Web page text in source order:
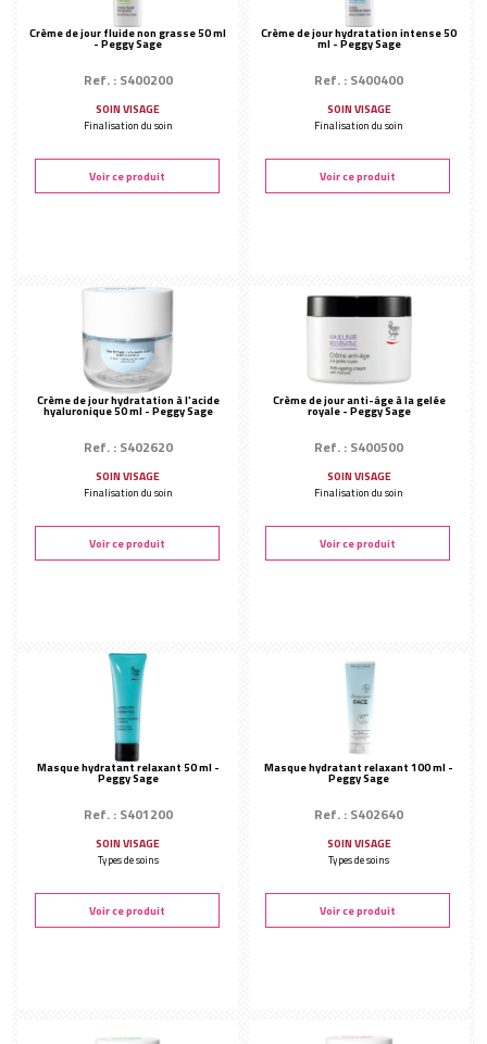
Crème de jour fluide non grasse 50 ml
- Peggy Sage
Ref. : S400200
SOIN VISAGE
Finalisation du soin
Voir ce produit
Crème de jour hydratation intense 50
ml - Peggy Sage
Ref. : S400400
SOIN VISAGE
Finalisation du soin
Voir ce produit
Crème de jour hydratation à l'acide
hyaluronique 50 ml - Peggy Sage
Ref. : S402620
SOIN VISAGE
Finalisation du soin
Voir ce produit
Crème de jour anti-âge à la gelée
royale - Peggy Sage
Ref. : S400500
SOIN VISAGE
Finalisation du soin
Voir ce produit
Masque hydratant relaxant 50 ml -
Peggy Sage
Ref. : S401200
SOIN VISAGE
Types de soins
Voir ce produit
Masque hydratant relaxant 100 ml -
Peggy Sage
Ref. : S402640
SOIN VISAGE
Types de soins
Voir ce produit